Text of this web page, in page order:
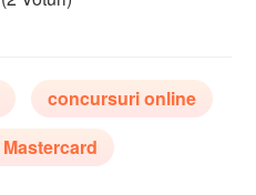
concursuri online